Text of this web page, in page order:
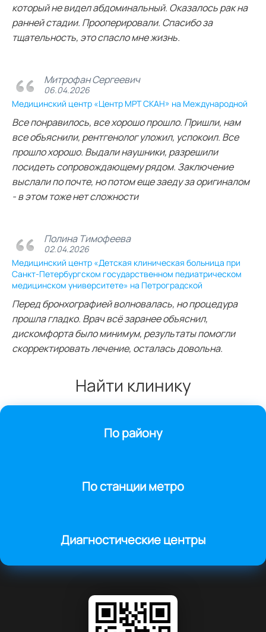
который не видел абдоминальный. Оказалось рак на
ранней стадии. Прооперировали. Спасибо за
тщательность, это спасло мне жизнь.
Митрофан Сергеевич
06.04.2026
Медицинский центр «Центр МРТ СКАН» на Международной
Все понравилось, все хорошо прошло. Пришли, нам
все объяснили, рентгенолог уложил, успокоил. Все
прошло хорошо. Выдали наушники, разрешили
посидеть сопровождающему рядом. Заключение
выслали по почте, но потом еще заеду за оригиналом
- в этом тоже нет сложности
Полина Тимофеева
02.04.2026
Медицинский центр «Детская клиническая больница при
Санкт-Петербургском государственном педиатрическом
медицинском университете» на Петроградской
Перед бронхографией волновалась, но процедура
прошла гладко. Врач всё заранее объяснил,
дискомфорта было минимум, результаты помогли
скорректировать лечение, осталась довольна.
Найти клинику
По району
По станции метро
Диагностические центры